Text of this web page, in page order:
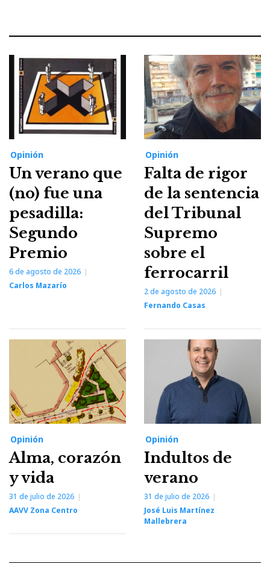
Opinión
Un verano que
(no) fue una
pesadilla:
Segundo
Premio
6 de agosto de 2026
Carlos Mazarío
Opinión
Falta de rigor
de la sentencia
del Tribunal
Supremo
sobre el
ferrocarril
2 de agosto de 2026
Fernando Casas
Opinión
Alma, corazón
y vida
31 de julio de 2026
AAVV Zona Centro
Opinión
Indultos de
verano
31 de julio de 2026
José Luis Martínez
Mallebrera